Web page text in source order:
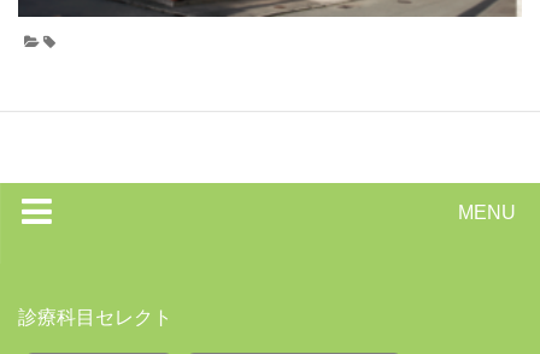
MENU
かかりつけ医を持とう
診療科目セレクト